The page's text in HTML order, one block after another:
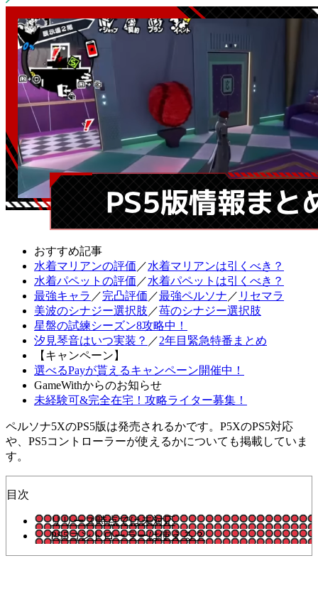
おすすめ記事
水着マリアンの評価 ／水着マリアンは引くべき？
水着パペットの評価 ／水着パペットは引くべき？
最強キャラ ／完凸評価 ／最強ペルソナ ／ リセマラ
美波のシナジー選択肢 ／苺のシナジー選択肢
星盤の試練シーズン8攻略中！
汐見琴音はいつ実装？ ／2年目緊急特番まとめ
【キャンペーン】
選べるPayが貰えるキャンペーン開催中！
GameWithからのお知らせ
未経験可&完全在宅！攻略ライター募集！
ペルソナ5XのPS5版は発売されるかです。P5XのPS5対応
や、PS5コントローラーが使えるかについても掲載していま
す。
目次
リリース時点では未対応
PS5コントローラーは使える？